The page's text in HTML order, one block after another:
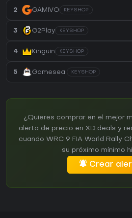
2 GAMIVO KEYSHOP
3 G2Play KEYSHOP
4 Kinguin KEYSHOP
5 Gameseal KEYSHOP
¿Quieres comprar en el mejor
alerta de precio en XD.deals y
cuando WRC 9 FIA World Rally
su próximo mínimo
Crear